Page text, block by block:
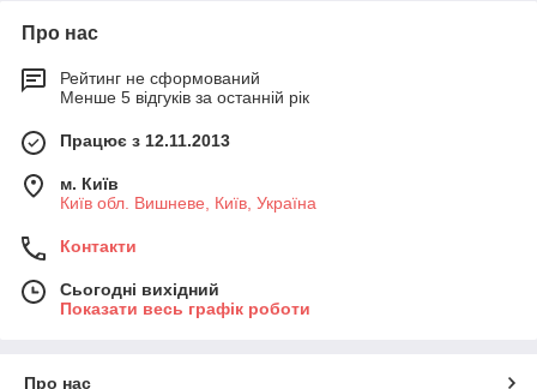
Про нас
Рейтинг не сформований
Менше 5 відгуків за останній рік
Працює з 12.11.2013
м. Київ
Київ обл. Вишневе, Київ, Україна
Контакти
Сьогодні вихідний
Показати весь графік роботи
Про нас